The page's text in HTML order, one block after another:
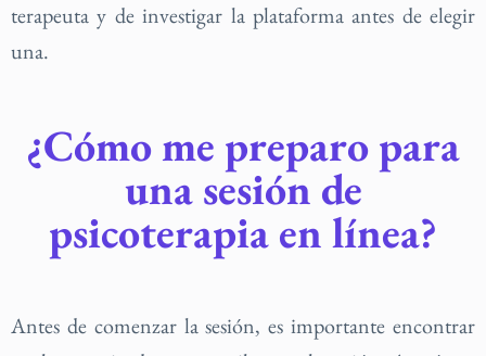
terapeuta y de investigar la plataforma antes de elegir
una.
¿Cómo me preparo para
una sesión de
psicoterapia en línea?
Antes de comenzar la sesión, es importante encontrar